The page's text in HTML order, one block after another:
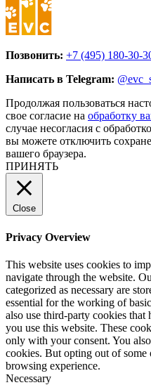
Позвонить: +7 (495) 180-30-
Написать в Telegram:
Продолжая пользоваться
свое согласие на обработку
случае несогласия с
вы можете отключить
вашего браузера.
ПРИНЯТЬ
Close
Privacy Overview
This website uses cookies to
navigate through the website.
categorized as necessary are
essential for the working of
also use third-party cookies that
you use this website. These
only with your consent. You
cookies. But opting out of
browsing experience.
Necessary